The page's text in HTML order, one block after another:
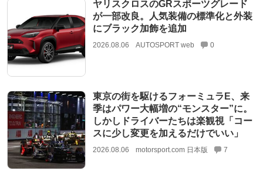
ヤリスクロスのGRスポーツグレード
が一部改良。人気装備の標準化と外装
にブラック加飾を追加
2026.08.06 AUTOSPORT web 0
東京の街を駆けるフォーミュラE、来
季はパワー大幅増の“モンスター”に。
しかしドライバーたちは楽観視「コー
スに少し変更を加えるだけでいい」
2026.08.06 motorsport.com 日本版 7